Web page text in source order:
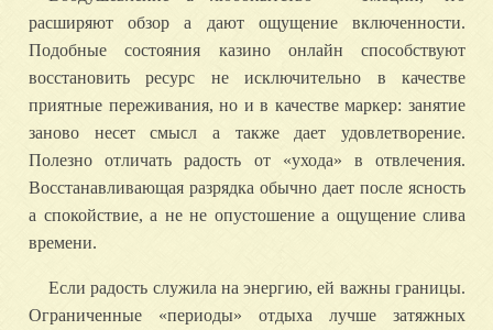
расширяют обзор а дают ощущение включенности.
Подобные состояния казино онлайн способствуют
восстановить ресурс не исключительно в качестве
приятные переживания, но и в качестве маркер: занятие
заново несет смысл а также дает удовлетворение.
Полезно отличать радость от «ухода» в отвлечения.
Восстанавливающая разрядка обычно дает после ясность
а спокойствие, а не не опустошение а ощущение слива
времени.
Если радость служила на энергию, ей важны границы.
Ограниченные «периоды» отдыха лучше затяжных